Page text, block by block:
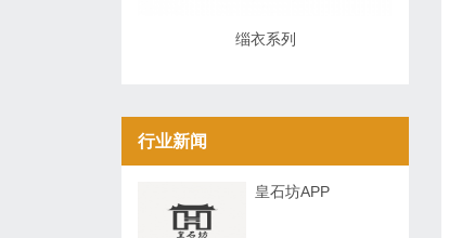
缁衣系列
行业新闻
皇石坊APP